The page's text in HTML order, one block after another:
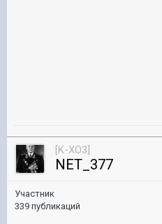
[K-XO3]
NET_377
Участник
339 публикаций